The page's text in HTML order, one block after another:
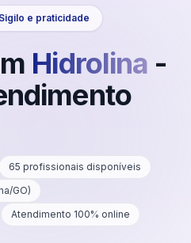
e praticidade
Hidrolina -
65 profissionais disponíveis
/GO)
Atendimento 100% online